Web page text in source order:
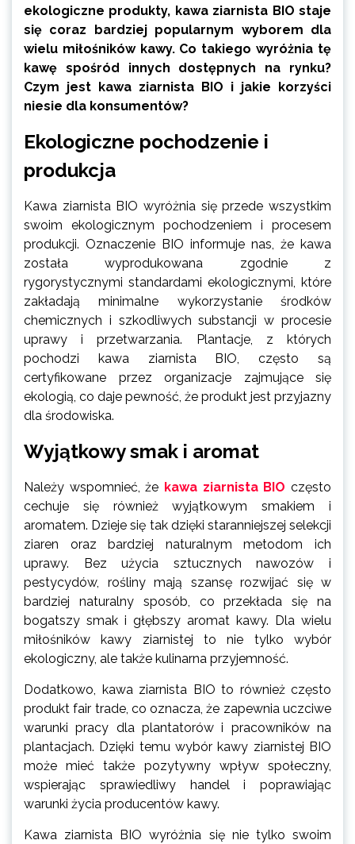
ekologiczne produkty, kawa ziarnista BIO staje
się coraz bardziej popularnym wyborem dla
wielu miłośników kawy. Co takiego wyróżnia tę
kawę spośród innych dostępnych na rynku?
Czym jest kawa ziarnista BIO i jakie korzyści
niesie dla konsumentów?
Ekologiczne pochodzenie i
produkcja
Kawa ziarnista BIO wyróżnia się przede wszystkim
swoim ekologicznym pochodzeniem i procesem
produkcji. Oznaczenie BIO informuje nas, że kawa
została wyprodukowana zgodnie z
rygorystycznymi standardami ekologicznymi, które
zakładają minimalne wykorzystanie środków
chemicznych i szkodliwych substancji w procesie
uprawy i przetwarzania. Plantacje, z których
pochodzi kawa ziarnista BIO, często są
certyfikowane przez organizacje zajmujące się
ekologią, co daje pewność, że produkt jest przyjazny
dla środowiska.
Wyjątkowy smak i aromat
Należy wspomnieć, że kawa ziarnista BIO często
cechuje się również wyjątkowym smakiem i
aromatem. Dzieje się tak dzięki staranniejszej selekcji
ziaren oraz bardziej naturalnym metodom ich
uprawy. Bez użycia sztucznych nawozów i
pestycydów, rośliny mają szansę rozwijać się w
bardziej naturalny sposób, co przekłada się na
bogatszy smak i głębszy aromat kawy. Dla wielu
miłośników kawy ziarnistej to nie tylko wybór
ekologiczny, ale także kulinarna przyjemność.
Dodatkowo, kawa ziarnista BIO to również często
produkt fair trade, co oznacza, że zapewnia uczciwe
warunki pracy dla plantatorów i pracowników na
plantacjach. Dzięki temu wybór kawy ziarnistej BIO
może mieć także pozytywny wpływ społeczny,
wspierając sprawiedliwy handel i poprawiając
warunki życia producentów kawy.
Kawa ziarnista BIO wyróżnia się nie tylko swoim